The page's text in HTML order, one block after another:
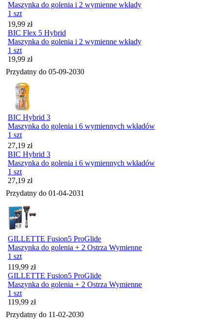
Maszynka do golenia i 2 wymienne wkłady
1 szt
Cena
19,99 zł
BIC Flex 5 Hybrid
Maszynka do golenia i 2 wymienne wkłady
1 szt
Cena
19,99 zł
Przydatny do 05-09-2030
BIC Hybrid 3
Maszynka do golenia i 6 wymiennych wkładów
1 szt
Cena
27,19 zł
BIC Hybrid 3
Maszynka do golenia i 6 wymiennych wkładów
1 szt
Cena
27,19 zł
Przydatny do 01-04-2031
GILLETTE Fusion5 ProGlide
Maszynka do golenia + 2 Ostrza Wymienne
1 szt
Cena
119,99 zł
GILLETTE Fusion5 ProGlide
Maszynka do golenia + 2 Ostrza Wymienne
1 szt
Cena
119,99 zł
Przydatny do 11-02-2030